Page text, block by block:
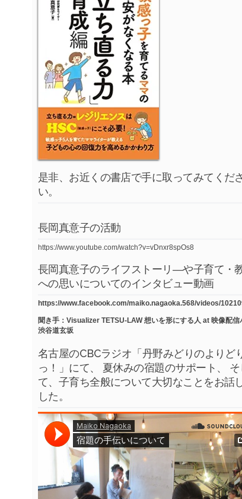
是非、お近くの書店で手に取ってみてくださ
い。
長岡真意子の活動
https://www.youtube.com/watch?v=vDnxr8spOs8
長岡真意子のライフストーリ―や子育て・
への思いについてのインタビュー動画
https://www.facebook.com/maiko.nagaoka.568/videos/
聞き手：Visualizer TETSU-LAW 想いを形にする人 at 映像配信
渋谷道玄坂
名古屋のCBCラジオ「丹野みどりのよりど
っ！」にて、 夏休みの宿題のサポート、 そ
て、子育ち全般について大切なことをお話
した。